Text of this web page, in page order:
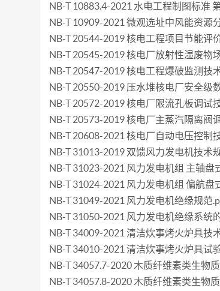
NB-T 10883.4-2021 水电工程制图标准
NB-T 10909-2021 微观选址中风能资源
NB-T 20544-2019 核电工程项目节能评
NB-T 20545-2019 核电厂放射性湿废物
NB-T 20547-2019 核电工程爆破监测技
NB-T 20550-2019 压水堆核电厂安全级
NB-T 20572-2019 核电厂限流孔板调试
NB-T 20573-2019 核电厂主蒸汽隔离阀
NB-T 20608-2021 核电厂自动电压控制
NB-T 31013-2019 双馈风力发电机技术
NB-T 31023-2021 风力发电机组 主轴盘
NB-T 31024-2021 风力发电机组 偏航盘
NB-T 31049-2021 风力发电机绝缘规范
NB-T 31050-2021 风力发电机绝缘系统
NB-T 34009-2021 清洁炊事烤火炉具技
NB-T 34010-2021 清洁炊事烤火炉具试
NB-T 34057.7-2020 木质纤维素类生物
NB-T 34057.8-2020 木质纤维素类生物